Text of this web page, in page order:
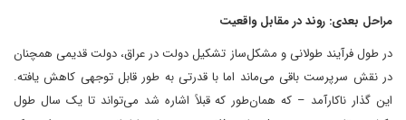
مراحل بعدی: روند در مقابل واقعیت
در طول فرآیند طولانی و مشکل‌ساز تشکیل دولت در عراق، دولت قدیمی همچنان
در نقش سرپرست باقی می‌ماند اما با قدرتی به طور قابل توجهی کاهش یافته.
این گذار ناکارآمد – که همان‌طور که قبلاً اشاره شد می‌تواند تا یک سال طول